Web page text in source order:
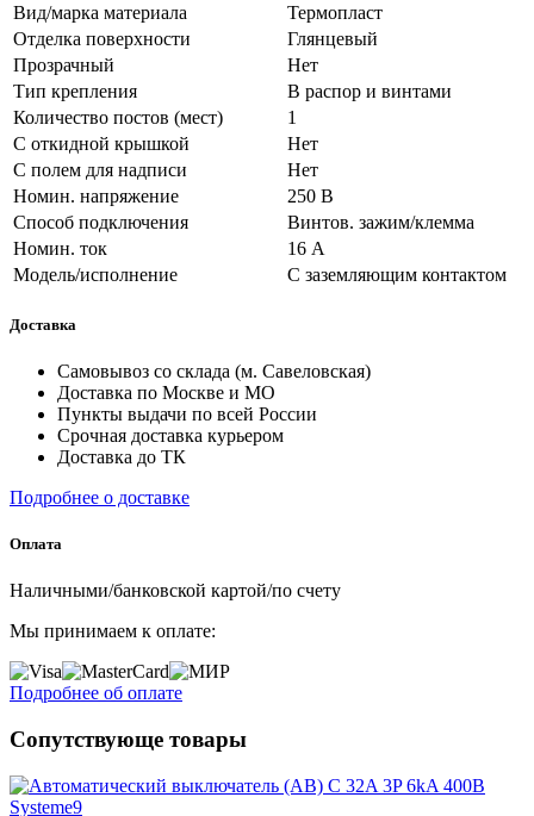
Вид/марка материала
Термопласт
Отделка поверхности
Глянцевый
Прозрачный
Нет
Тип крепления
В распор и винтами
Количество постов (мест)
1
С откидной крышкой
Нет
С полем для надписи
Нет
Номин. напряжение
250 В
Способ подключения
Винтов. зажим/клемма
Номин. ток
16 А
Модель/исполнение
С заземляющим контактом
Доставка
Самовывоз со склада (м. Савеловская)
Доставка по Москве и МО
Пункты выдачи по всей России
Срочная доставка курьером
Доставка до ТК
Подробнее о доставке
Оплата
Наличными/банковской картой/по счету
Мы принимаем к оплате:
Подробнее об оплате
Сопутствующе товары